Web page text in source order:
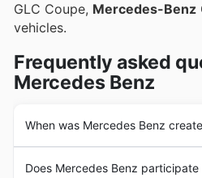
GLC Coupe, Mercedes-Benz
vehicles.
Frequently asked
Mercedes Benz
When was Mercedes Benz
Daimler-Benz. Since its
Does Mercedes Benz participate